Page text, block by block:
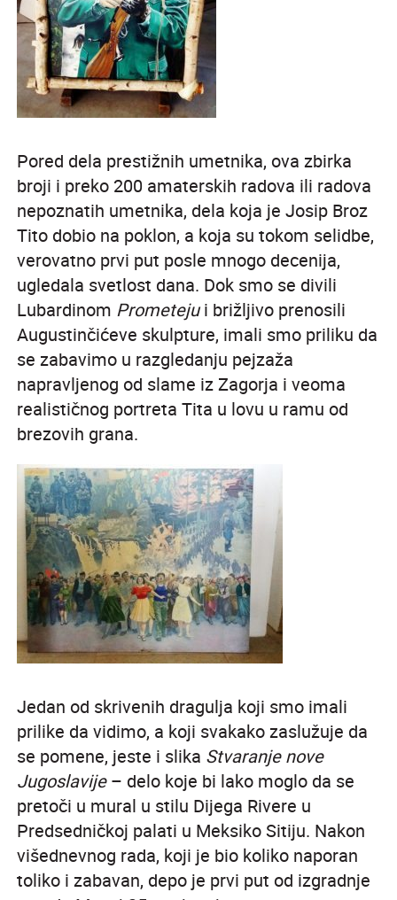
Pored dela prestižnih umetnika, ova zbirka
broji i preko 200 amaterskih radova ili radova
nepoznatih umetnika, dela koja je Josip Broz
Tito dobio na poklon, a koja su tokom selidbe,
verovatno prvi put posle mnogo decenija,
ugledala svetlost dana. Dok smo se divili
Lubardinom Prometejui brižljivo prenosili
Augustinčićeve skulpture, imali smo priliku da
se zabavimo u razgledanju pejzaža
napravljenog od slame iz Zagorja i veoma
realističnog portreta Tita u lovu u ramu od
brezovih grana.
Jedan od skrivenih dragulja koji smo imali
prilike da vidimo, a koji svakako zaslužuje da
se pomene, jeste i slika Stvaranje nove
Jugoslavije– delo koje bi lako moglo da se
pretoči u mural u stilu Dijega Rivere u
Predsedničkoj palati u Meksiko Sitiju. Nakon
višednevnog rada, koji je bio koliko naporan
toliko i zabavan, depo je prvi put od izgradnje